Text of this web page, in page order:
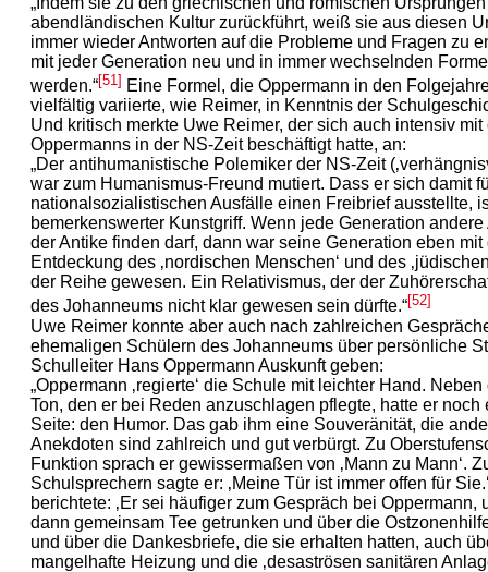
abendländischen Kultur zurückführt, weiß sie aus diesen
immer wieder Antworten auf die Probleme und Fragen zu
mit jeder Generation neu und in immer wechselnden
werden.“[51] Eine Formel, die Oppermann in den
vielfältig variierte, wie Reimer, in Kenntnis der
Und kritisch merkte Uwe Reimer, der sich auch intensiv
Oppermanns in der NS-Zeit beschäftigt hatte, an:
„Der antihumanistische Polemiker der NS-Zeit
war zum Humanismus-Freund mutiert. Dass er sich damit
nationalsozialistischen Ausfälle einen Freibrief ausstellte,
bemerkenswerter Kunstgriff. Wenn jede Generation
der Antike finden darf, dann war seine Generation eben mit
Entdeckung des ‚nordischen Menschen‘ und des
der Reihe gewesen. Ein Relativismus, der der
des Johanneums nicht klar gewesen sein dürfte.“[52]
Uwe Reimer konnte aber auch nach zahlreichen
ehemaligen Schülern des Johanneums über persönliche
Schulleiter Hans Oppermann Auskunft geben:
„Oppermann ‚regierte‘ die Schule mit leichter Hand.
Ton, den er bei Reden anzuschlagen pflegte, hatte er noch
Seite: den Humor. Das gab ihm eine Souveränität, die
Anekdoten sind zahlreich und gut verbürgt. Zu
Funktion sprach er gewissermaßen von ‚Mann zu Mann‘.
Schulsprechern sagte er: ‚Meine Tür ist immer offen für
berichtete: ‚Er sei häufiger zum Gespräch bei Oppermann,
dann gemeinsam Tee getrunken und über die
und über die Dankesbriefe, die sie erhalten hatten, auch
mangelhafte Heizung und die ‚desaströsen sanitären